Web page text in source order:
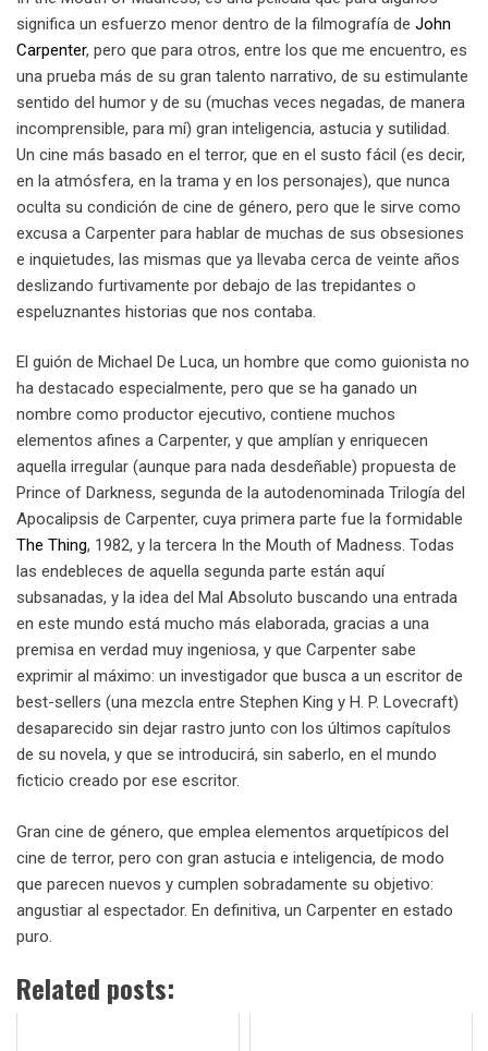
significa un esfuerzo menor dentro de la filmografía de John
Carpenter, pero que para otros, entre los que me encuentro, es
una prueba más de su gran talento narrativo, de su estimulante
sentido del humor y de su (muchas veces negadas, de manera
incomprensible, para mí) gran inteligencia, astucia y sutilidad.
Un cine más basado en el terror, que en el susto fácil (es decir,
en la atmósfera, en la trama y en los personajes), que nunca
oculta su condición de cine de género, pero que le sirve como
excusa a Carpenter para hablar de muchas de sus obsesiones
e inquietudes, las mismas que ya llevaba cerca de veinte años
deslizando furtivamente por debajo de las trepidantes o
espeluznantes historias que nos contaba.
El guión de Michael De Luca, un hombre que como guionista no
ha destacado especialmente, pero que se ha ganado un
nombre como productor ejecutivo, contiene muchos
elementos afines a Carpenter, y que amplían y enriquecen
aquella irregular (aunque para nada desdeñable) propuesta de
Prince of Darkness, segunda de la autodenominada Trilogía del
Apocalipsis de Carpenter, cuya primera parte fue la formidable
The Thing, 1982, y la tercera In the Mouth of Madness. Todas
las endebleces de aquella segunda parte están aquí
subsanadas, y la idea del Mal Absoluto buscando una entrada
en este mundo está mucho más elaborada, gracias a una
premisa en verdad muy ingeniosa, y que Carpenter sabe
exprimir al máximo: un investigador que busca a un escritor de
best-sellers (una mezcla entre Stephen King y H. P. Lovecraft)
desaparecido sin dejar rastro junto con los últimos capítulos
de su novela, y que se introducirá, sin saberlo, en el mundo
ficticio creado por ese escritor.
Gran cine de género, que emplea elementos arquetípicos del
cine de terror, pero con gran astucia e inteligencia, de modo
que parecen nuevos y cumplen sobradamente su objetivo:
angustiar al espectador. En definitiva, un Carpenter en estado
puro.
Related posts: